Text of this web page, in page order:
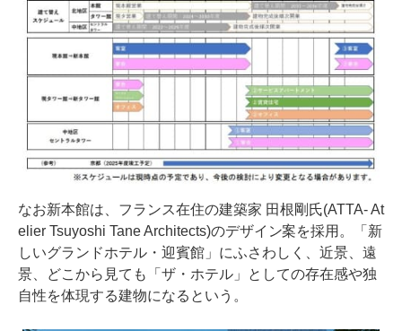
なお新本館は、フランス在住の建築家 田根剛氏(ATTA- At
elier Tsuyoshi Tane Architects)のデザイン案を採用。「新
しいグランドホテル・迎賓館」にふさわしく、近景、遠
景、どこから見ても「ザ・ホテル」としての存在感や独
自性を体現する建物になるという。